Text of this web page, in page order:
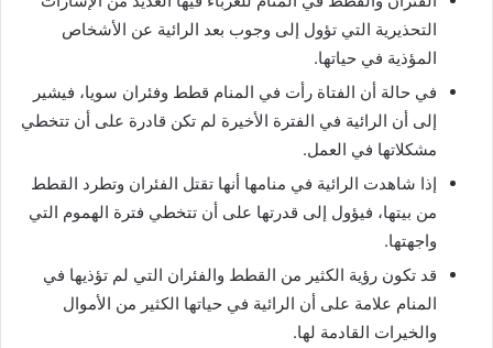
التحذيرية التي تؤول إلى وجوب بعد الرائية عن الأشخاص
المؤذية في حياتها.
في حالة أن الفتاة رأت في المنام قطط وفئران سويا، فيشير
إلى أن الرائية في الفترة الأخيرة لم تكن قادرة على أن تتخطي
مشكلاتها في العمل.
إذا شاهدت الرائية في منامها أنها تقتل الفئران وتطرد القطط
من بيتها، فيؤول إلى قدرتها على أن تتخطي فترة الهموم التي
واجهتها.
قد تكون رؤية الكثير من القطط والفئران التي لم تؤذيها في
المنام علامة على أن الرائية في حياتها الكثير من الأموال
والخيرات القادمة لها.